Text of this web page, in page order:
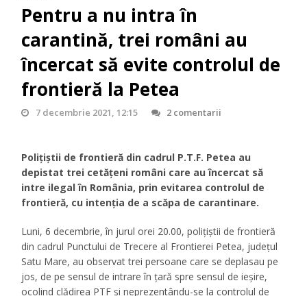
Pentru a nu intra în
carantină, trei români au
încercat să evite controlul de
frontieră la Petea
7 decembrie 2021, 12:15 2 comentarii
Polițiștii de frontieră din cadrul P.T.F. Petea au
depistat trei cetățeni români care au încercat să
intre ilegal în România, prin evitarea controlul de
frontieră, cu intenţia de a scăpa de carantinare.
Luni, 6 decembrie, în jurul orei 20.00, poliţiştii de frontieră
din cadrul Punctului de Trecere al Frontierei Petea, județul
Satu Mare, au observat trei persoane care se deplasau pe
jos, de pe sensul de intrare în ţară spre sensul de ieşire,
ocolind clădirea PTF şi neprezentându-se la controlul de